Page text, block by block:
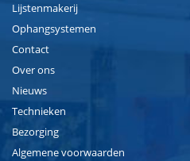
Lijstenmakerij
Ophangsystemen
Contact
Over ons
Nieuws
Technieken
Bezorging
Algemene voorwaarden